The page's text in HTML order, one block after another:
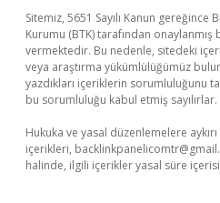
Sitemiz, 5651 Sayılı Kanun
Kurumu (BTK) tarafından onaylanmış
vermektedir. Bu nedenle, sitedeki
veya araştırma yükümlülüğümüz
yazdıkları içeriklerin sorumluluğunu
bu sorumluluğu kabul etmiş sayılırlar.
Hukuka ve yasal düzenlemelere
içerikleri,
halinde, ilgili içerikler yasal süre